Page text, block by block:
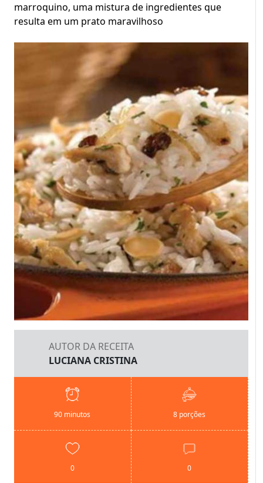
marroquino, uma mistura de ingredientes que
resulta em um prato maravilhoso
AUTOR DA RECEITA
LUCIANA CRISTINA
90 minutos 8 porções
0 0